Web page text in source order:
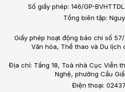
Số giấy phép: 146/GP-
Tổng biên tập:
Giấy phép hoạt động báo chí số
Văn hóa, Thể thao và Du lịch
Địa chỉ: Tầng 18, Toà nhà Cục Viễn
Nghệ, phường Cầu
Điện thoại: